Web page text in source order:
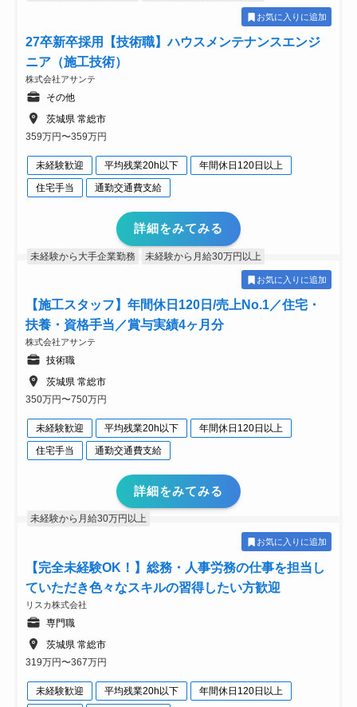
お気に入りに追加
27卒新卒採用【技術職】ハウスメンテナンスエンジ
ニア（施工技術）
株式会社アサンテ
その他
茨城県 常総市
359万円〜359万円
未経験歓迎 平均残業20h以下
年間休日120日以上
住宅手当
通勤交通費支給
詳細をみてみる
未経験から大手企業勤務 未経験から月給30万円以上
お気に入りに追加
【施工スタッフ】年間休日120日/売上No.1／住宅・
扶養・資格手当／賞与実績4ヶ月分
株式会社アサンテ
技術職
茨城県 常総市
350万円〜750万円
未経験歓迎 平均残業20h以下
年間休日120日以上
住宅手当
通勤交通費支給
詳細をみてみる
未経験から月給30万円以上
お気に入りに追加
【完全未経験OK！】総務・人事労務の仕事を担当し
ていただき色々なスキルの習得したい方歓迎
リスカ株式会社
専門職
茨城県 常総市
319万円〜367万円
未経験歓迎 平均残業20h以下
年間休日120日以上